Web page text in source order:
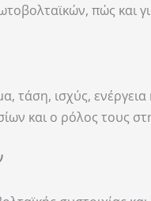
πώς και
τάση, ισχύς, ενέργεια
και ο ρόλος τους